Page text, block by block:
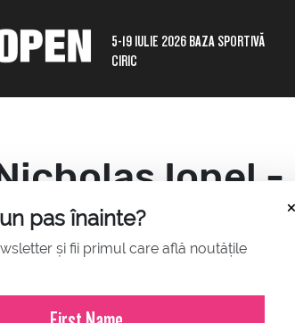
5-19 IULIE 2026 BAZA SPORTIVĂ
CIRIC
×
pas înainte?
și fii primul care află noutățile
Ionel
4-6 în turul
2021